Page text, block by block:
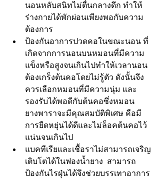
นอนหลับสนิทไม่ตื่นกลางดึก ทำให้
ร่างกายได้พักผ่อนเพียงพอกับความ
ต้องการ
ป้องกันอาการปวดคอในขณะนอน ที่
เกิดจากการนอนบนหมอนที่มีความ
แข็งหรือสูงจนเกินไปทำให้เวลานอน
ต้องเกร็งต้นคอโดยไม่รู้ตัว ดังนั้นจึง
ควรเลือกหมอนที่มีความนุ่ม และ
รองรับได้พอดีกับต้นคอซึ่งหมอน
ยางพาราจะมีคุณสมบัติพิเศษ คือมี
การยืดหยุ่นได้ดีและไม่ล็อคต้นคอไว้
แน่นจนเกินไป
แบคทีเรียและเชื้อราไม่สามารถเจริญ
เติบโตได้ในฟองน้ำยาง  สามารถ
ป้องกันไรฝุ่นได้จึงช่วยบรรเทาอาการ